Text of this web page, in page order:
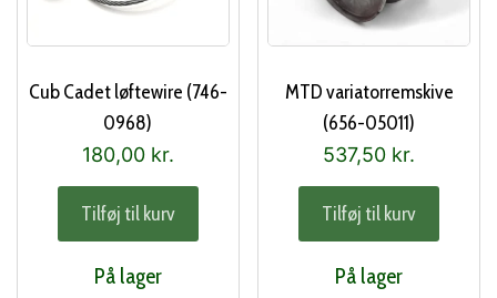
Cub Cadet løftewire (746-
0968)
180,00 kr.
Tilføj til kurv
På lager
MTD variatorremskive
(656-05011)
537,50 kr.
Tilføj til kurv
På lager